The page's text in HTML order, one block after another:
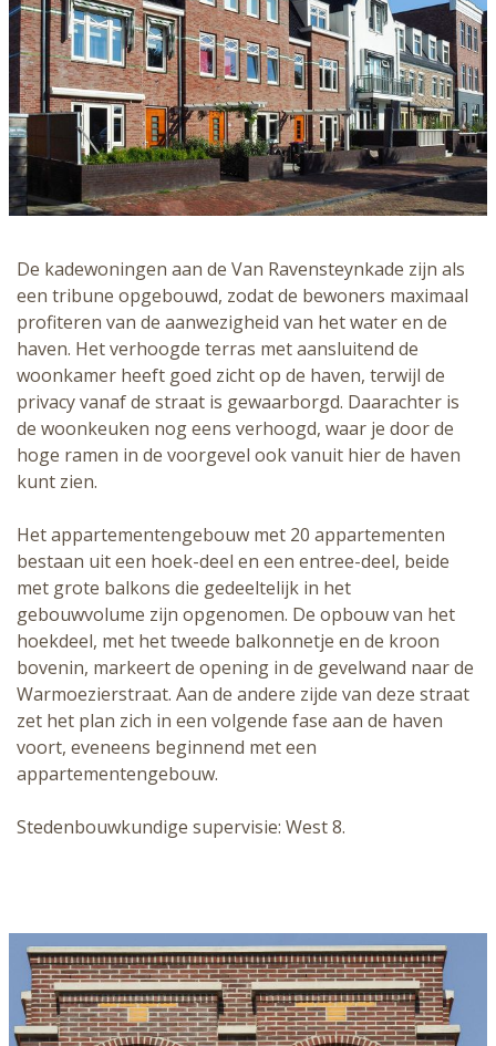
De kadewoningen aan de Van Ravensteynkade zijn als
een tribune opgebouwd, zodat de bewoners maximaal
profiteren van de aanwezigheid van het water en de
haven. Het verhoogde terras met aansluitend de
woonkamer heeft goed zicht op de haven, terwijl de
privacy vanaf de straat is gewaarborgd. Daarachter is
de woonkeuken nog eens verhoogd, waar je door de
hoge ramen in de voorgevel ook vanuit hier de haven
kunt zien.
Het appartementengebouw met 20 appartementen
bestaan uit een hoek-deel en een entree-deel, beide
met grote balkons die gedeeltelijk in het
gebouwvolume zijn opgenomen. De opbouw van het
hoekdeel, met het tweede balkonnetje en de kroon
bovenin, markeert de opening in de gevelwand naar de
Warmoezierstraat. Aan de andere zijde van deze straat
zet het plan zich in een volgende fase aan de haven
voort, eveneens beginnend met een
appartementengebouw.
Stedenbouwkundige supervisie: West 8.